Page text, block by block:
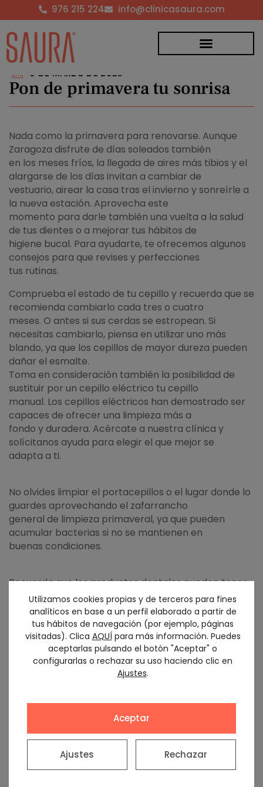
976 215 224 info@clinicasaura.com
9 DE MARZO DE 2023
Pon de primavera tu sonrisa
Nada como la primavera para renovarse. Aunque
Zaragoza disfrute de días soleados también
en los meses fríos, la llegada de aires más tibios y el
alargarse de los días invitan a cambiar de
vestuario, airear la casa tras el invierno y sonreírle a
la nueva estación. Aprovecha este
momento para darle también una vuelta a la salud
de tus dientes o a mejorar tus hábitos de
higiene bucal. Para ayudarte, te ofrecemos algunos
consejos para que revises y perfecciones
tus rutinas.
Comprueba el estado de tu cepillo y recuerda que se
recomienda cambiarlo cada tres o cuatro
meses. O antes si sus cerdas se estropean. Si
necesitas cambiarlo, piensa en utilizar uno más
blando, ya que los cepillos de mayor dureza pueden
dañar el esmalte.
Toma en consideración también la posibilidad de
sustituir por un cepillo eléctrico tu cepillo
manual. Los cepillos eléctricos han demostrado ser
capaces de ofrecer una limpieza más a
fondo y duradera. Acércate a nuestra clínica y
solícitanos ayuda para elegir el que mejor se
adapta a ti.
No olvides limpiar el portacepillos o el lugar donde lo
guardes aprovechando el zafarrancho
general de limpieza primaveral, ya que pueden
acumular bacterias si no se mantienen en
buenas condiciones.
Recuerda que los productos dentales pueden tener
fechas de caducidad. Compruébalas,
deshazte de productos caducados y sustitúyelos por
nuevos. ¿Has pensado en probar algo
diferente? Un enjuague bucal bien elegido o la seda
dental pueden ayudarte a mejorar mucho
la limpieza de tu boca y, por tanto, la salud de tu
¿Cuándo visitaste al dentista por última vez? La
primavera, cuando nuestra vida social vuelve a
florecer, es un buen momento para hacer tu revisión
anual. Te ahorrarás futuros problemas si
las complicaciones son detectadas a tiempo y
Utilizamos cookies propias y de terceros para fines
analíticos en base a un perfil elaborado a partir de
tus hábitos de navegación (por ejemplo, páginas
visitadas). Clica AQUÍ para más información. Puedes
aceptarlas pulsando el botón "Aceptar" o
configurarlas o rechazar su uso haciendo clic en
Ajustes.
Aceptar
Rechazar
Ajustes